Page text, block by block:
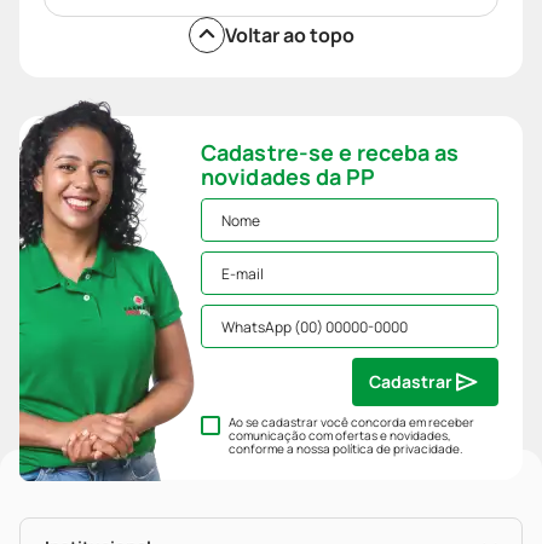
Voltar ao topo
Cadastre-se e receba as
novidades da PP
Ao se cadastrar você concorda em receber
comunicação com ofertas e novidades,
conforme a nossapolítica de privacidade.
Cadastrar